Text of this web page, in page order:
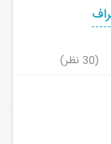
(30 نظر)